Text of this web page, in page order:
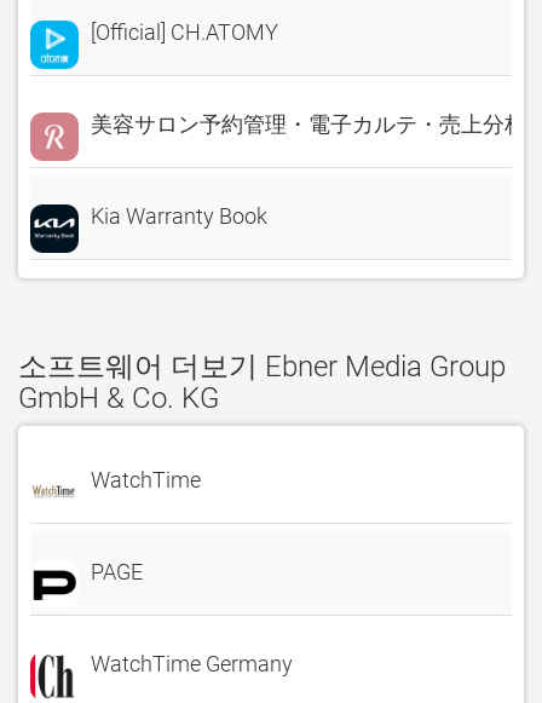
[Official] CH.ATOMY
美容サロン予約管理・電子カルテ・売上分析
Kia Warranty Book
소프트웨어 더보기 Ebner Media Group
GmbH & Co. KG
WatchTime
PAGE
WatchTime Germany